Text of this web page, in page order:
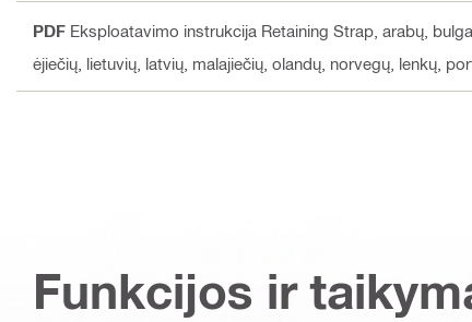
PDF Eksploatavimo instrukcija Retaining Strap , arabų,
ėjiečių, lietuvių, latvių, malajiečių, olandų, norvegų, lenkų,
Funkcijos ir